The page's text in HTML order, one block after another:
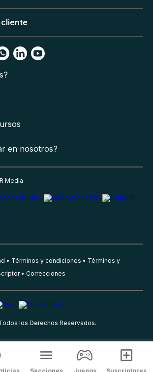
en nosotros?
Media
Términos y condiciones
Términos y
Correcciones
los Derechos Reservados.